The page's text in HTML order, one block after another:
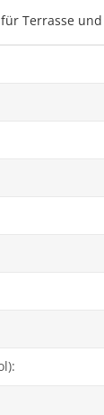
Terrasse